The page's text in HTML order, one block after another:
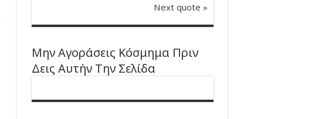
Next quote »
Μην Αγοράσεις Κόσμημα Πριν
Δεις Αυτήν Την Σελίδα